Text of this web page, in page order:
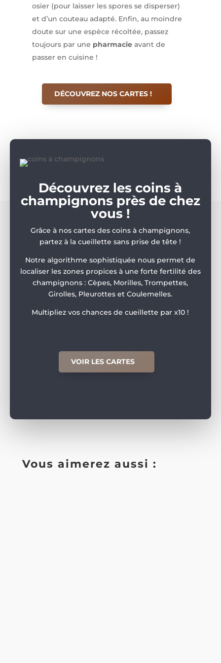
osier (pour laisser les spores se disperser)
et d’un couteau adapté. Enfin, au moindre
doute sur une espèce récoltée, passez
toujours par une pharmacieavant de
passer en cuisine !
DÉCOUVREZ NOS CARTES !
Découvrez les coins à
champignons près de chez
vous !
Grâce à nos cartes des coins à champignons,
partez à la cueillette sans prise de tête !
Notre algorithme sophistiquée nous permet de
localiser les zones propices à une forte fertilité des
champignons : Cèpes, Morilles, Trompettes,
Girolles, Pleurottes et Coulemelles.
Multipliez vos chances de cueillette par x10 !
VOIR LES CARTES
Vous aimerez aussi :